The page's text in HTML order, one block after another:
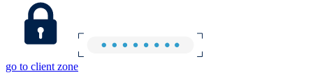
go to client zone